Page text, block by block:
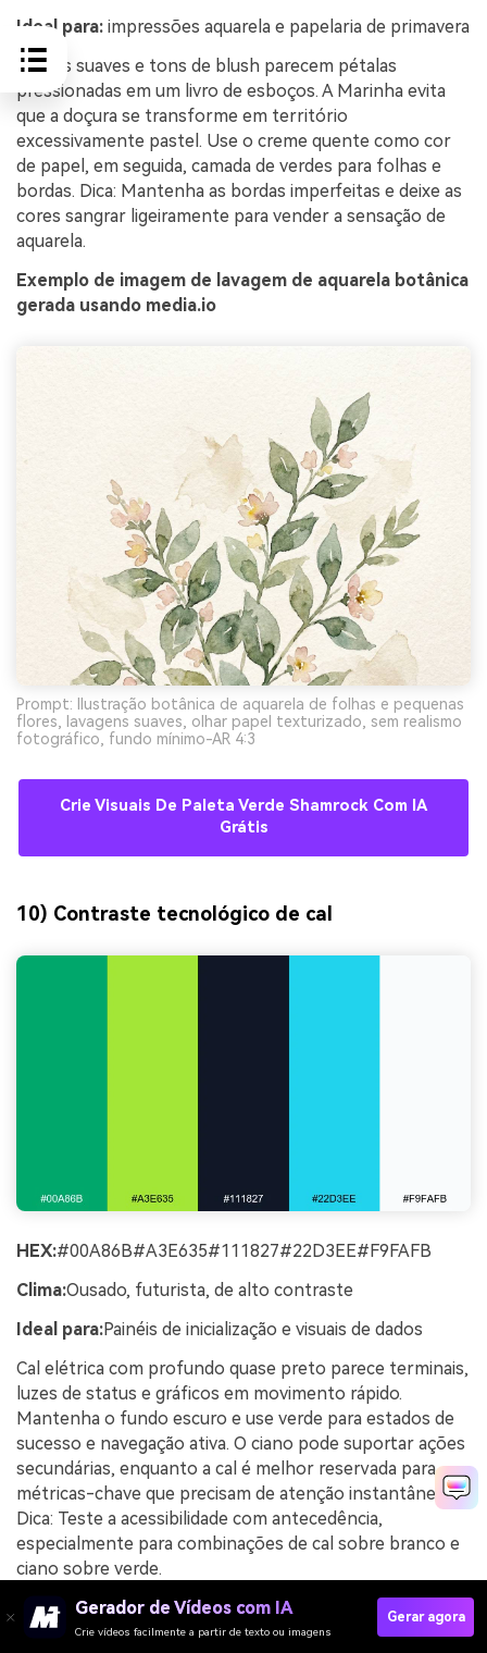
Ideal para: impressões aquarela e papelaria de primavera
Verdes suaves e tons de blush parecem pétalas
pressionadas em um livro de esboços. A Marinha evita
que a doçura se transforme em território
excessivamente pastel. Use o creme quente como cor
de papel, em seguida, camada de verdes para folhas e
bordas. Dica: Mantenha as bordas imperfeitas e deixe as
cores sangrar ligeiramente para vender a sensação de
aquarela.
Exemplo de imagem de lavagem de aquarela botânica
gerada usando media.io
Prompt: Ilustração botânica de aquarela de folhas e pequenas
flores, lavagens suaves, olhar papel texturizado, sem realismo
fotográfico, fundo mínimo-AR 4:3
Crie Visuais De Paleta Verde Shamrock Com IA
Grátis
10) Contraste tecnológico de cal
HEX:#00A86B#A3E635#111827#22D3EE#F9FAFB
Clima:Ousado, futurista, de alto contraste
Ideal para:Painéis de inicialização e visuais de dados
Cal elétrica com profundo quase preto parece terminais,
luzes de status e gráficos em movimento rápido.
Mantenha o fundo escuro e use verde para estados de
sucesso e navegação ativa. O ciano pode suportar ações
secundárias, enquanto a cal é melhor reservada para
métricas-chave que precisam de atenção instantânea.
Dica: Teste a acessibilidade com antecedência,
especialmente para combinações de cal sobre branco e
ciano sobre verde.
Exemplo de imagem de tech lime contrast gerado
usando media.io
Gerador de Vídeos com IA
Crie vídeos facilmente a partir de texto ou imagens
Gerar agora